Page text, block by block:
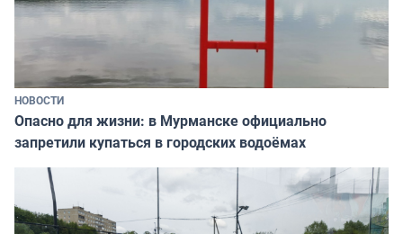
НОВОСТИ
Опасно для жизни: в Мурманске официально
запретили купаться в городских водоёмах